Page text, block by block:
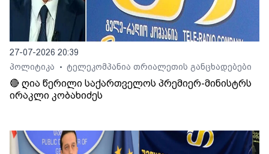
27-07-2026 20:39
პოლიტიკა
• ტელეკომპანია თრიალეთის განცხადებები
🔴 ღია წერილი საქართველოს პრემიერ-მინისტრს
ირაკლი კობახიძეს